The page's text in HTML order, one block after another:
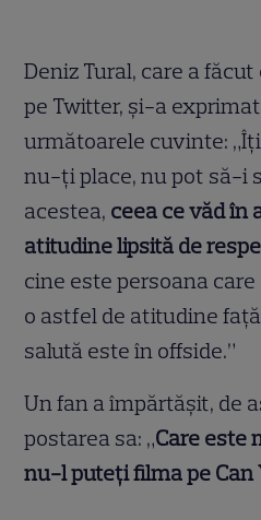
Deniz Tural, care a
pe Twitter, și-a
următoarele cuvinte:
nu-ți place, nu pot să-i
acestea, ceea ce văd în
atitudine lipsită de
cine este persoana
o astfel de atitudine
salută este în offside.”
Un fan a împărtășit, de
postarea sa: „Care este
nu-l puteți filma pe Can